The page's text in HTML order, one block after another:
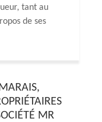
tant au
de ses
MR